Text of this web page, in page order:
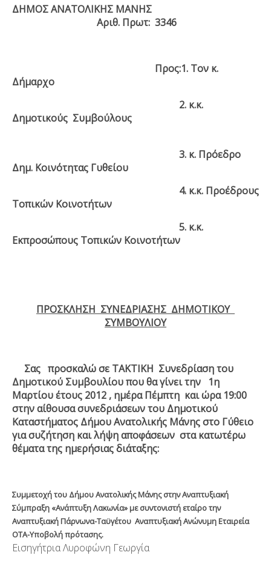
ΔΗΜΟΣ ΑΝΑΤΟΛΙΚΗΣ ΜΑΝΗΣ
Αριθ. Πρωτ: 3346
Προς:1. Τον κ.
Δήμαρχο
2. κ.κ.
Δημοτικούς Συμβούλους
3. κ. Πρόεδρο
Δημ. Κοινότητας Γυθείου
4. κ.κ. Προέδρους
Τοπικών Κοινοτήτων
5. κ.κ.
Εκπροσώπους Τοπικών Κοινοτήτων
ΠΡΟΣΚΛΗΣΗ ΣΥΝΕΔΡΙΑΣΗΣ ΔΗΜΟΤΙΚΟΥ
ΣΥΜΒΟΥΛΙΟΥ
Σας προσκαλώ σε ΤΑΚΤΙΚΗ Συνεδρίαση του
Δημοτικού Συμβουλίου που θα γίνει την 1η
Μαρτίου έτους 2012 , ημέρα Πέμπτη και ώρα 19:00
στην αίθουσα συνεδριάσεων του Δημοτικού
Καταστήματος Δήμου Ανατολικής Μάνης στο Γύθειο
για συζήτηση και λήψη αποφάσεων στα κατωτέρω
θέματα της ημερήσιας διάταξης:
Συμμετοχή του Δήμου Ανατολικής Μάνης στην Αναπτυξιακή
Σύμπραξη «Ανάπτυξη Λακωνία» με συντονιστή εταίρο την
Αναπτυξιακή Πάρνωνα-Ταϋγέτου Αναπτυξιακή Ανώνυμη Εταιρεία
ΟΤΑ-Υποβολή πρότασης.
Εισηγήτρια Λυροφώνη Γεωργία